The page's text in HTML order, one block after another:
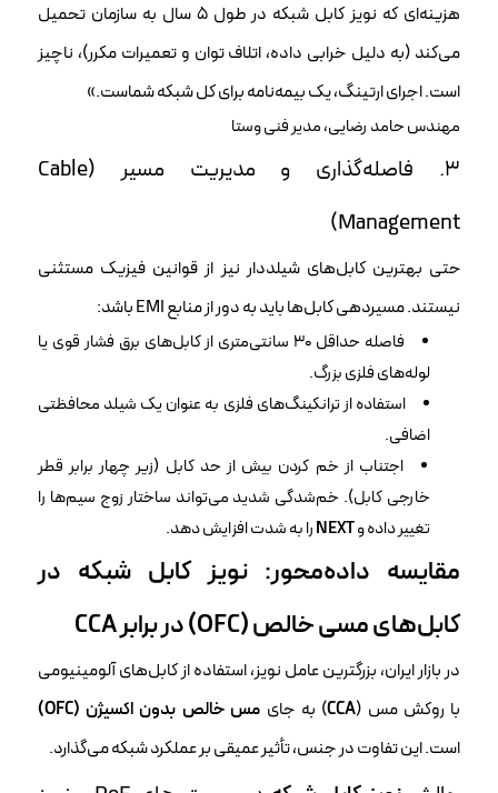
هزینه‌ای که نویز کابل شبکه در طول ۵ سال به سازمان تحمیل
می‌کند (به دلیل خرابی داده، اتلاف توان و تعمیرات مکرر)، ناچیز
است. اجرای ارتینگ، یک بیمه‌نامه برای کل شبکه شماست.»
مهندس حامد رضایی، مدیر فنی وستا
۳. فاصله‌گذاری و مدیریت مسیر (Cable
Management)
حتی بهترین کابل‌های شیلددار نیز از قوانین فیزیک مستثنی
نیستند. مسیردهی کابل‌ها باید به دور از منابع EMI باشد:
فاصله حداقل ۳۰ سانتی‌متری از کابل‌های برق فشار قوی یا
لوله‌های فلزی بزرگ.
استفاده از ترانکینگ‌های فلزی به عنوان یک شیلد محافظتی
اضافی.
اجتناب از خم کردن بیش از حد کابل (زیر چهار برابر قطر
خارجی کابل). خم‌شدگی شدید می‌تواند ساختار زوج سیم‌ها را
تغییر داده وNEXTرا به شدت افزایش دهد.
مقایسه داده‌محور: نویز کابل شبکه در
کابل‌های مسی خالص (OFC) در برابر CCA
در بازار ایران، بزرگترین عامل نویز، استفاده از کابل‌های آلومینیومی
با روکش مس (CCA) به جای مس خالص بدون اکسیژن (OFC)
است. این تفاوت در جنس، تأثیر عمیقی بر عملکرد شبکه می‌گذارد.